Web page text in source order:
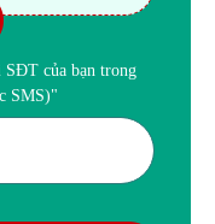
của bạn trong
SMS)"